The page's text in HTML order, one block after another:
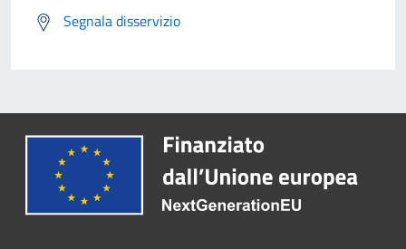
Segnala disservizio